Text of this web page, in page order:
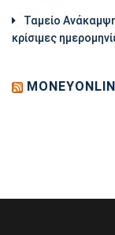
Ταμείο
κρίσιμες